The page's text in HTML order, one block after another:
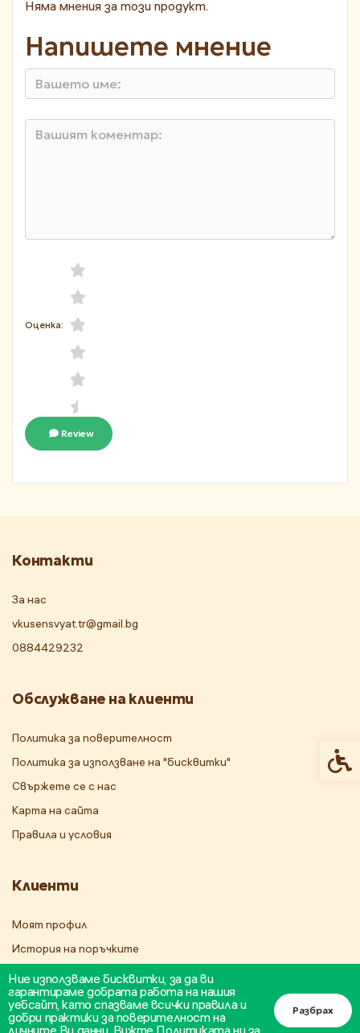
Няма мнения за този продукт.
Напишете мнение
Оценка:
Review
Ние използваме бисквитки, за да ви
гарантираме добрата работа на нашия
уебсайт, като спазваме всички правила и
добри практики за поверителност на
личните Ви данни. Вижте Политиката ни за
Разбрах
Контакти
За нас
vkusensvyat.tr@gmail.bg
0884429232
Обслужване на клиенти
Политика за поверителност
Политика за използване на "бисквитки"
Свържете се с нас
Карта на сайта
Правила и условия
Клиенти
Моят профил
История на поръчките
Бюлетин